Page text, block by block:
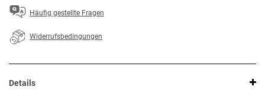
Häufig gestellte Fragen
Widerrufsbedingungen
Details